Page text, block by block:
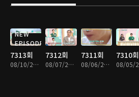
NEW
EPISODE
7313회
08/10/2026 • 51분
7312회
08/07/2026 • 52분
7311회
08/06/2026 • 52분
7310회